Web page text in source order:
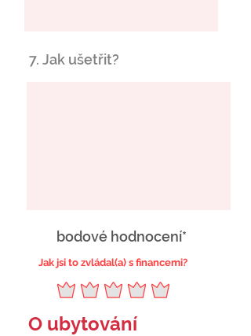
7. Jak ušetřit?
bodové hodnocení*
Jak jsi to zvládal(a) s financemi?
O ubytování